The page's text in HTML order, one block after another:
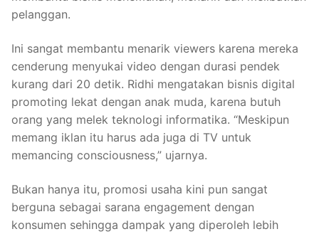
pelanggan.
Ini sangat membantu menarik viewers karena mereka
cenderung menyukai video dengan durasi pendek
kurang dari 20 detik. Ridhi mengatakan bisnis digital
promoting lekat dengan anak muda, karena butuh
orang yang melek teknologi informatika. “Meskipun
memang iklan itu harus ada juga di TV untuk
memancing consciousness,” ujarnya.
Bukan hanya itu, promosi usaha kini pun sangat
berguna sebagai sarana engagement dengan
konsumen sehingga dampak yang diperoleh lebih